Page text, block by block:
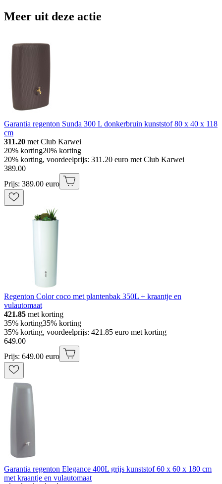
Meer uit deze actie
Garantia regenton Sunda 300 L donkerbruin kunststof 80 x 40 x 118
cm
311.20 met Club Karwei
20% korting20% korting
20% korting, voordeelprijs: 311.20 euro met Club Karwei
389.00
Prijs: 389.00 euro
Regenton Color coco met plantenbak 350L + kraantje en
vulautomaat
421.85 met korting
35% korting35% korting
35% korting, voordeelprijs: 421.85 euro met korting
649.00
Prijs: 649.00 euro
Garantia regenton Elegance 400L grijs kunststof 60 x 60 x 180 cm
met kraantje en vulautomaat